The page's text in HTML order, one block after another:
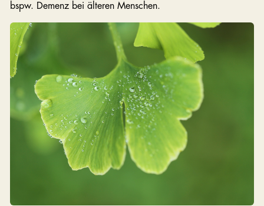
bspw. Demenz bei älteren Menschen.